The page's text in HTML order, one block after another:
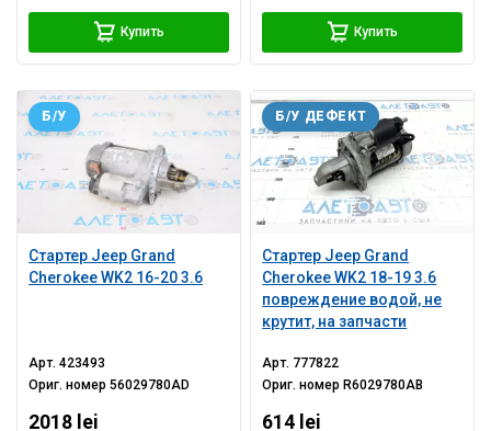
Купить Купить
Стартер Jeep Grand
Cherokee WK2 16-20 3.6
Б/У
Арт.423493
Ориг. номер56029780AD
2018 lei
Стартер Jeep Grand
Cherokee WK2 18-19 3.6
повреждение водой, не
крутит, на запчасти
Б/У ДЕФЕКТ
Арт. 777822
Ориг. номер R6029780AB
614 lei